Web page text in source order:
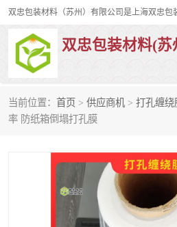
双忠包装材料(苏
当前位置： 首页 > 供应商机 > 打孔缠绕
率 防纸箱倒塌打孔膜
打孔缠绕膜
裹包网兜